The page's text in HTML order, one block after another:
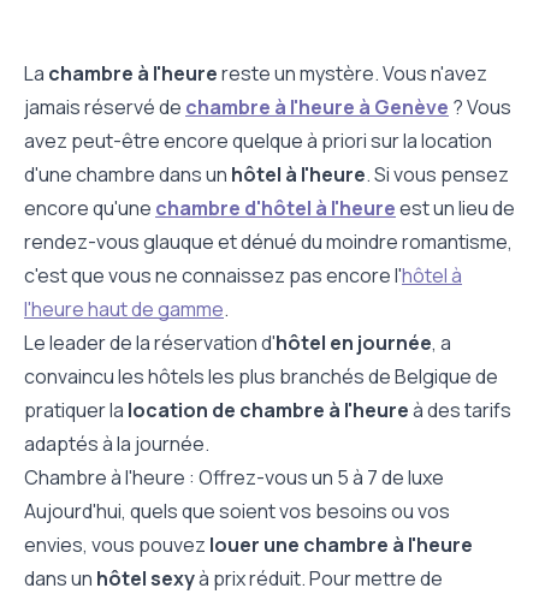
La chambre à l'heurereste un mystère. Vous n'avez
jamais réservé de chambre à l'heure à Genève ? Vous
avez peut-être encore quelque à priori sur la location
d'une chambre dans un hôtel à l'heure. Si vous pensez
encore qu'une chambre d'hôtel à l'heureest un lieu de
rendez-vous glauque et dénué du moindre romantisme,
c'est que vous ne connaissez pas encore l'hôtel à
l'heure haut de gamme.
Le leader de la réservation d'hôtel en journée, a
convaincu les hôtels les plus branchés de Belgique de
pratiquer la location de chambre à l'heureà des tarifs
adaptés à la journée.
Chambre à l'heure : Offrez-vous un 5 à 7 de luxe
Aujourd'hui, quels que soient vos besoins ou vos
envies, vous pouvez louer une chambre à l'heure
dans un hôtel sexyà prix réduit. Pour mettre de